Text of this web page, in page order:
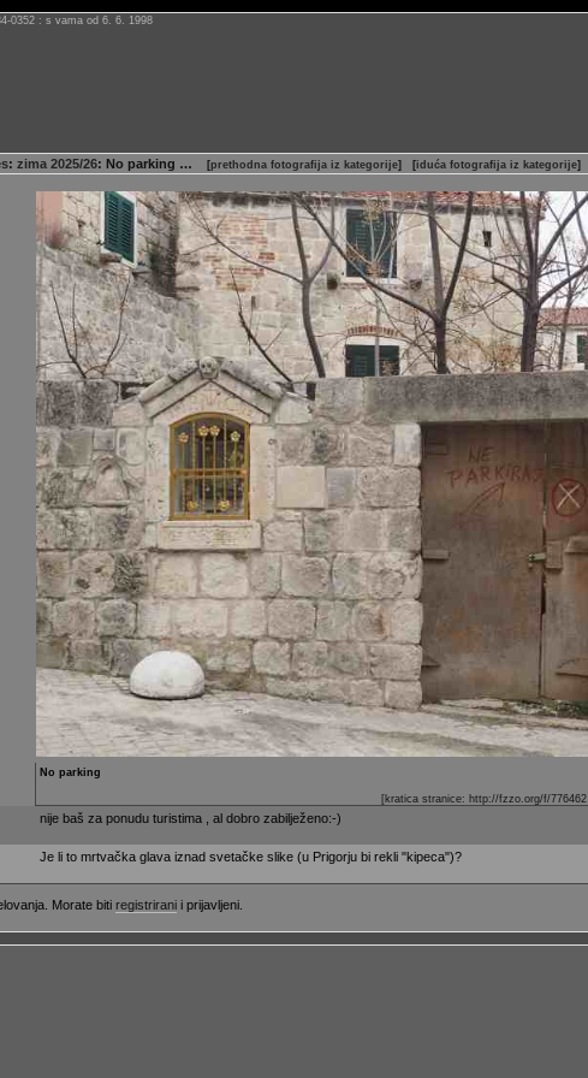
0352 : s vama od 6. 6. 1998
: zima 2025/26: No parking … [prethodna fotografija iz kategorije] [iduća fotografija iz kategorije]
No parking
[kratica stranice: http://fzzo.org/f/776462
nije baš za ponudu turistima , al dobro zabilježeno:-)
Je li to mrtvačka glava iznad svetačke slike (u Prigorju bi rekli "kipeca")?
Morate biti registrirani i prijavljeni.